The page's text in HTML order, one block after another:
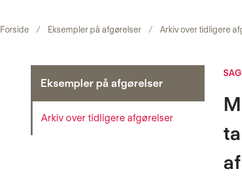
Forside Eksempler på afgørelser Arkiv over tidligere
Eksempler på afgørelser
Arkiv over tidligere afgørelser